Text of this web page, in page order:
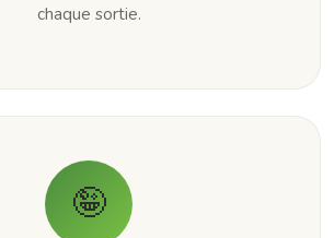
chaque sortie.
🤪